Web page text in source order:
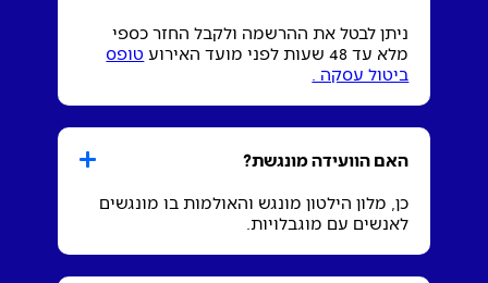
ניתן לבטל את ההרשמה ולקבל החזר כספי
מלא עד 48 שעות לפני מועד האירוע
טופס
ביטול עסקה .
האם הוועידה מונגשת?
כן, מלון הילטון מונגש והאולמות בו מונגשים
לאנשים עם מוגבלויות.